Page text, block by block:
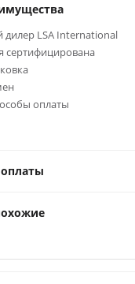
LSA International
сертифицирована
оплаты